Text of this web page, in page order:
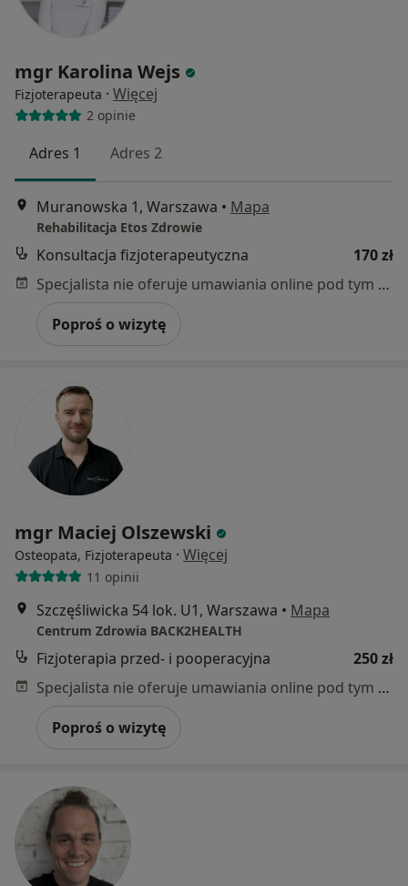
mgr Karolina Wejs
Fizjoterapeuta · Więcej
2 opinie
Adres 1 Adres 2
Muranowska 1, Warszawa • Mapa
Rehabilitacja Etos Zdrowie
Konsultacja fizjoterapeutyczna
170 zł
Specjalista nie oferuje umawiania online pod tym adresem.
Poproś o wizytę
mgr Maciej Olszewski
Osteopata, Fizjoterapeuta · Więcej
11 opinii
Szczęśliwicka 54 lok. U1, Warszawa • Mapa
Centrum Zdrowia BACK2HEALTH
Fizjoterapia przed- i pooperacyjna
250 zł
Specjalista nie oferuje umawiania online pod tym adresem.
Poproś o wizytę